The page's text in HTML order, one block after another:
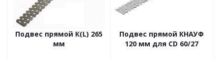
Подвес прямой К(L) 265
мм
Подвес прямой КНАУФ
120 мм для CD 60/27